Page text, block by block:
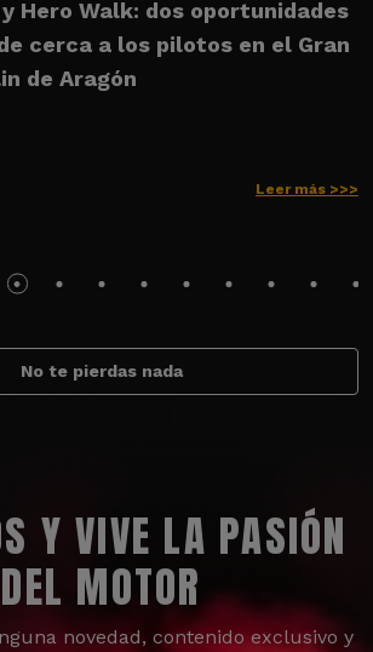
Hero Walk: dos oportunidades
cerca a los pilotos en el Gran
de Aragón
Leer más >>>
No te pierdas nada
Y VIVE LA PASIÓN
DEL MOTOR
novedad, contenido exclusivo y